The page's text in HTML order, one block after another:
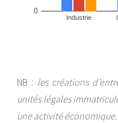
NB : les créations
unités légales
une activité économique.